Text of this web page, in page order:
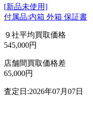
[新品未使用]
付属品:内箱 外箱 保証書
９社平均買取価格
545,000円
店舗間買取価格差
65,000円
査定日:2026年07月07日